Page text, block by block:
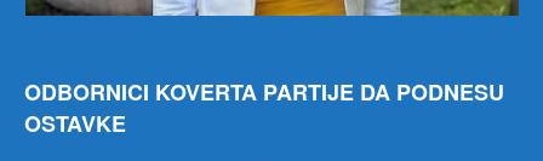
ODBORNICI KOVERTA PARTIJE DA PODNESU
OSTAVKE